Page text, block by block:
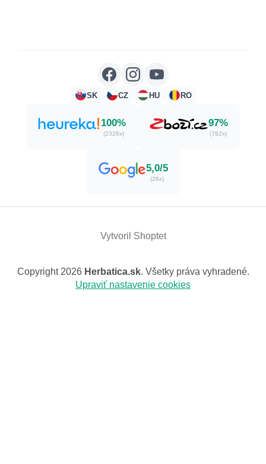
SK CZ HU RO
100%
(2326x)
97%
(792x)
5,0/5
(26x)
Vytvoril Shoptet
Copyright 2026 Herbatica.sk. Všetky práva vyhradené.
Upraviť nastavenie cookies